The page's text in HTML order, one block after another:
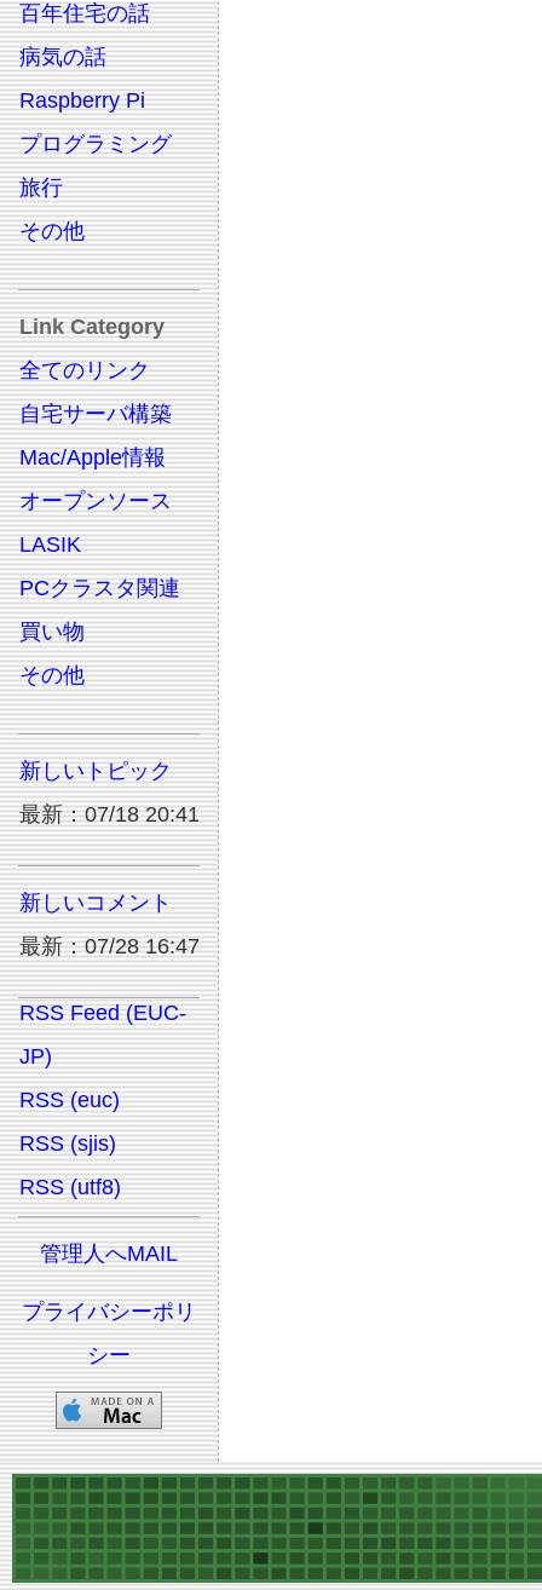
百年住宅の話
病気の話
Raspberry Pi
プログラミング
旅行
その他
Link Category
全てのリンク
自宅サーバ構築
Mac/Apple情報
オープンソース
LASIK
PCクラスタ関連
買い物
その他
新しいトピック
最新：07/18 20:41
新しいコメント
最新：07/28 16:47
RSS Feed (EUC-
JP)
RSS (euc)
RSS (sjis)
RSS (utf8)
管理人へMAIL
プライバシーポリ
シー